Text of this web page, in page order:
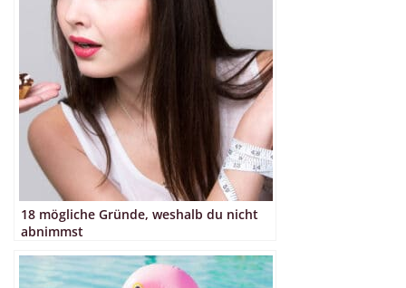
18 mögliche Gründe, weshalb du nicht
abnimmst